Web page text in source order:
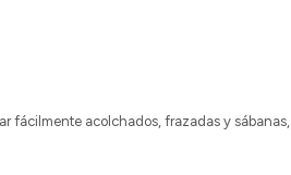
fácilmente acolchados, frazadas y sábanas,